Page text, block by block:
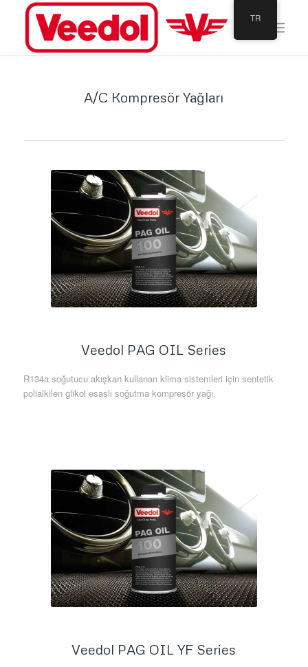
A/C Kompresör Yağları
Veedol PAG OIL Series
R134a soğutucu akışkan kullanan klima sistemleri için sentetik
polialkilen glikol esaslı soğutma kompresör yağı.
Veedol PAG OIL YF Series
TR